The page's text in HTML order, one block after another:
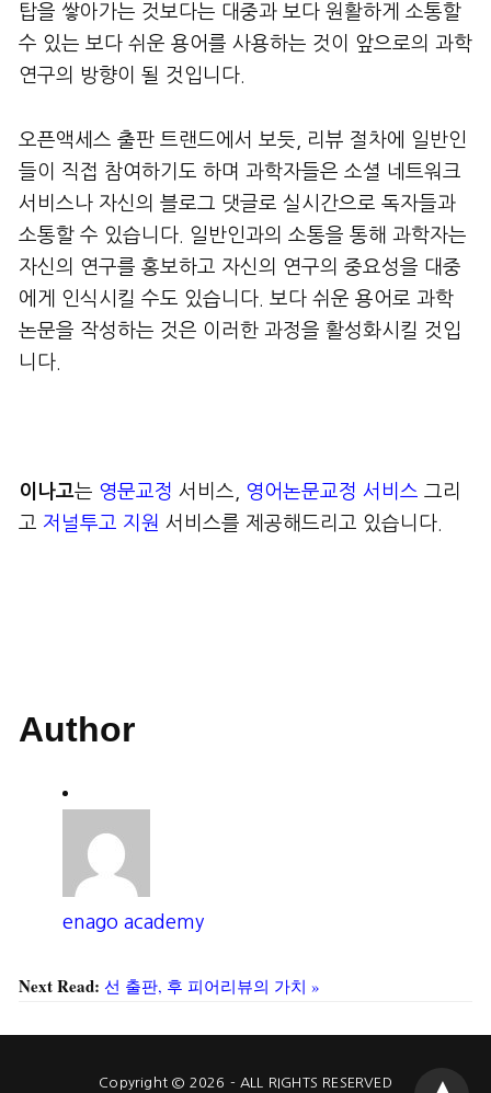
탑을 쌓아가는 것보다는 대중과 보다 원활하게 소통할
수 있는 보다 쉬운 용어를 사용하는 것이 앞으로의 과학
연구의 방향이 될 것입니다.
오픈액세스 출판 트랜드에서 보듯, 리뷰 절차에 일반인
들이 직접 참여하기도 하며 과학자들은 소셜 네트워크
서비스나 자신의 블로그 댓글로 실시간으로 독자들과
소통할 수 있습니다. 일반인과의 소통을 통해 과학자는
자신의 연구를 홍보하고 자신의 연구의 중요성을 대중
에게 인식시킬 수도 있습니다. 보다 쉬운 용어로 과학
논문을 작성하는 것은 이러한 과정을 활성화시킬 것입
니다.
이나고는 영문교정 서비스, 영어논문교정 서비스 그리
고 저널투고 지원 서비스를 제공해드리고 있습니다.
Author
enago academy
Next Read: 선 출판, 후 피어리뷰의 가치 »
Copyright © 2026 - ALL RIGHTS RESERVED